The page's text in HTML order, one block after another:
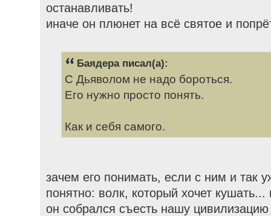
останавливать!
иначе он плюнет на всё святое и
Баядера писал(а):
С Дьяволом не надо бороться.
Его нужно просто понять.
Как и себя самого.
зачем его понимать, если с ним и так
понятно: волк, который хочет
он собрался съесть нашу цивилизацию